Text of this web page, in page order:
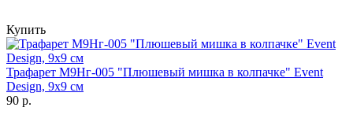
Купить
Трафарет М9Нг-005 "Плюшевый мишка в колпачке" Event
Design, 9х9 см
90 р.